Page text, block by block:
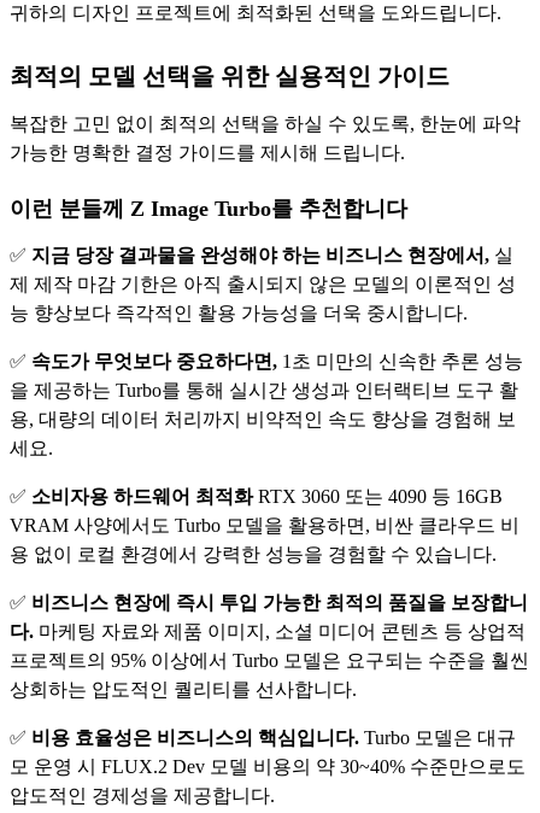
귀하의 디자인 프로젝트에 최적화된 선택을 도와드립니다.
최적의 모델 선택을 위한 실용적인 가이드
복잡한 고민 없이 최적의 선택을 하실 수 있도록, 한눈에 파악
가능한 명확한 결정 가이드를 제시해 드립니다.
이런 분들께 Z Image Turbo를 추천합니다
✅ 지금 당장 결과물을 완성해야 하는 비즈니스 현장에서, 실
제 제작 마감 기한은 아직 출시되지 않은 모델의 이론적인 성
능 향상보다 즉각적인 활용 가능성을 더욱 중시합니다.
✅ 속도가 무엇보다 중요하다면, 1초 미만의 신속한 추론 성능
을 제공하는 Turbo를 통해 실시간 생성과 인터랙티브 도구 활
용, 대량의 데이터 처리까지 비약적인 속도 향상을 경험해 보
세요.
✅ 소비자용 하드웨어 최적화RTX 3060 또는 4090 등 16GB
VRAM 사양에서도 Turbo 모델을 활용하면, 비싼 클라우드 비
용 없이 로컬 환경에서 강력한 성능을 경험할 수 있습니다.
✅ 비즈니스 현장에 즉시 투입 가능한 최적의 품질을 보장합니
다. 마케팅 자료와 제품 이미지, 소셜 미디어 콘텐츠 등 상업적
프로젝트의 95% 이상에서 Turbo 모델은 요구되는 수준을 훨씬
상회하는 압도적인 퀄리티를 선사합니다.
✅ 비용 효율성은 비즈니스의 핵심입니다. Turbo 모델은 대규
모 운영 시 FLUX.2 Dev 모델 비용의 약 30~40% 수준만으로도
압도적인 경제성을 제공합니다.